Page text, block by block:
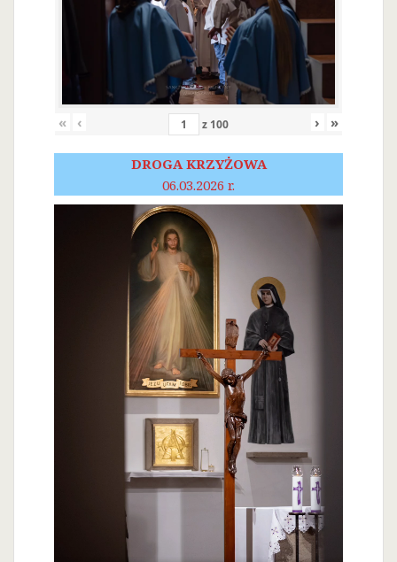
« ‹ z 100 › »
DROGA KRZYŻOWA
06.03.2026 r.